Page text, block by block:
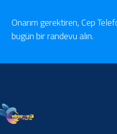
Onarım gerektiren, Cep
bugün bir randevu alın.